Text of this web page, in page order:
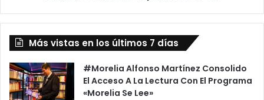
Más vistas en los últimos 7 días
#Morelia Alfonso Martínez Consolido
El Acceso A La Lectura Con El Programa
«Morelia Se Lee»